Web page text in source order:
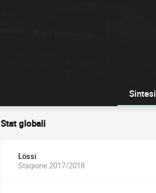
Sintesi
Stat globali
Lössi
Stagione 2017/2018